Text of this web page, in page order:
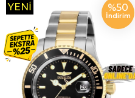
%50
İndirim
YENI